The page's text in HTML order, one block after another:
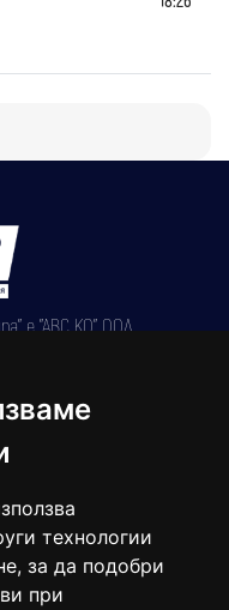
технологии
за да подобри
при
е "АВС КО" ООД,